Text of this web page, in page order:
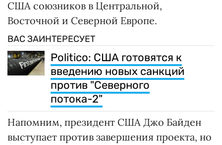
США союзников в Центральной,
Восточной и Северной Европе.
ВАС ЗАИНТЕРЕСУЕТ
Politico: США готовятся к
введению новых санкций
против "Северного
потока-2"
Напомним, президент США Джо Байден
выступает против завершения проекта, но